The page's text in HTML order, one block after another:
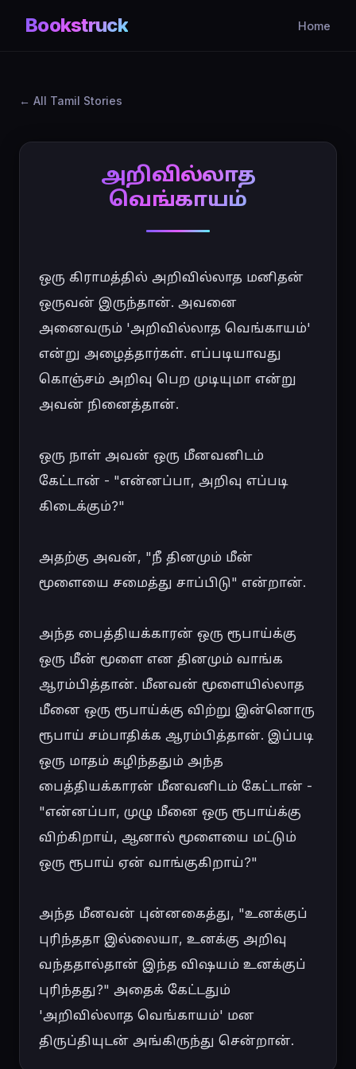
Bookstruck Home
All Tamil Stories
அறிவில்லாத
வெங்காயம்
ஒரு கிராமத்தில் அறிவில்லாத மனிதன்
ஒருவன் இருந்தான். அவனை
அனைவரும் 'அறிவில்லாத வெங்காயம்'
என்று அழைத்தார்கள். எப்படியாவது
கொஞ்சம் அறிவு பெற முடியுமா என்று
அவன் நினைத்தான்.
ஒரு நாள் அவன் ஒரு மீனவனிடம்
கேட்டான் - "என்னப்பா, அறிவு எப்படி
கிடைக்கும்?"
அதற்கு அவன், "நீ தினமும் மீன்
மூளையை சமைத்து சாப்பிடு" என்றான்.
அந்த பைத்தியக்காரன் ஒரு ரூபாய்க்கு
ஒரு மீன் மூளை என தினமும் வாங்க
ஆரம்பித்தான். மீனவன் மூளையில்லாத
மீனை ஒரு ரூபாய்க்கு விற்று இன்னொரு
ரூபாய் சம்பாதிக்க ஆரம்பித்தான். இப்படி
ஒரு மாதம் கழிந்ததும் அந்த
பைத்தியக்காரன் மீனவனிடம் கேட்டான் -
"என்னப்பா, முழு மீனை ஒரு ரூபாய்க்கு
விற்கிறாய், ஆனால் மூளையை மட்டும்
ஒரு ரூபாய் ஏன் வாங்குகிறாய்?"
அந்த மீனவன் புன்னகைத்து, "உனக்குப்
புரிந்ததா இல்லையா, உனக்கு அறிவு
வந்ததால்தான் இந்த விஷயம் உனக்குப்
புரிந்தது?" அதைக் கேட்டதும்
'அறிவில்லாத வெங்காயம்' மன
திருப்தியுடன் அங்கிருந்து சென்றான்.